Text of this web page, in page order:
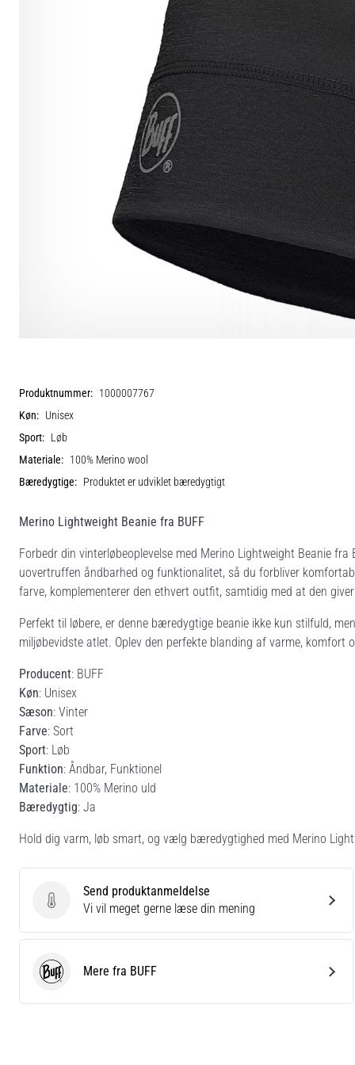
Produktnummer: 1000007767
Køn: Unisex
Sport: Løb
Materiale: 100% Merino wool
Bæredygtige: Produktet er udviklet bæredygtigt
Merino Lightweight Beanie fra BUFF
Forbedr din vinterløbeoplevelse med Merino Lightweight Beanie
uovertruffen åndbarhed og funktionalitet, så du forbliver
farve, komplementerer den ethvert outfit, samtidig med at den
Perfekt til løbere, er denne bæredygtige beanie ikke kun stilfuld,
miljøbevidste atlet. Oplev den perfekte blanding af varme, komfort
Producent: BUFF
Køn: Unisex
Sæson: Vinter
Farve: Sort
Sport: Løb
Funktion: Åndbar, Funktionel
Materiale: 100% Merino uld
Bæredygtig: Ja
Hold dig varm, løb smart, og vælg bæredygtighed med Merino
Send produktanmeldelse
Send produktanmeldelse
Vi vil meget gerne læse din mening
BUFF Mere fra BUFF